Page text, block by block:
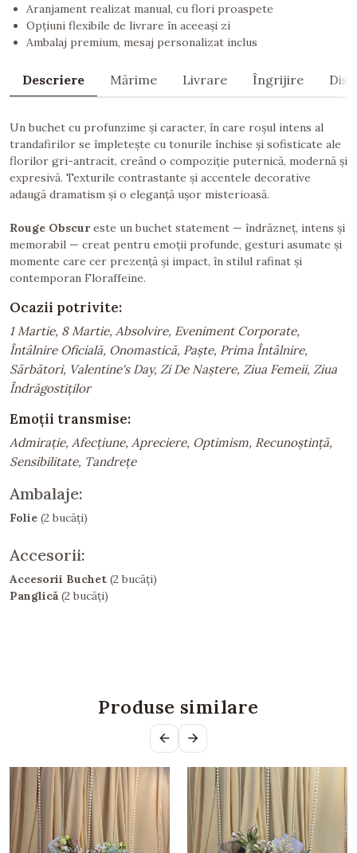
Aranjament realizat manual, cu flori proaspete
Opțiuni flexibile de livrare în aceeași zi
Ambalaj premium, mesaj personalizat inclus
Descriere Mărime Livrare Îngrijire
Un buchet cu profunzime și caracter, în care roșul intens al
trandafirilor se împletește cu tonurile închise și sofisticate ale
florilor gri-antracit, creând o compoziție puternică, modernă și
expresivă. Texturile contrastante și accentele decorative
adaugă dramatism și o eleganță ușor misterioasă.
Rouge Obscureste un buchet statement — îndrăzneț, intens și
memorabil — creat pentru emoții profunde, gesturi asumate și
momente care cer prezență și impact, în stilul rafinat și
contemporan Floraffeine.
Ocazii potrivite:
1 Martie, 8 Martie, Absolvire, Eveniment Corporate,
Întâlnire Oficială, Onomastică, Paște, Prima Întâlnire,
Sărbători, Valentine's Day, Zi De Naștere, Ziua Femeii, Ziua
Îndrăgostiților
Emoții transmise:
Admirație, Afecțiune, Apreciere, Optimism, Recunoștință,
Sensibilitate, Tandrețe
Ambalaje:
Folie (2 bucăți)
Accesorii:
Accesorii Buchet (2 bucăți)
Panglică (2 bucăți)
Produse similare